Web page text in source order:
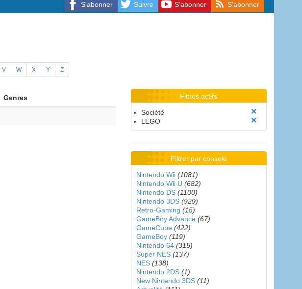
S'abonner Suivre S'abonner S'abonner
V W X Y Z
Genres Filtres actifs
Société
LEGO
Filtrer par console
Nintendo Wii (1081)
Nintendo Wii U (682)
Nintendo DS (1100)
Nintendo 3DS (929)
Retro-Gaming (15)
GameBoy Advance (67)
GameCube (422)
GameBoy (119)
Nintendo 64 (315)
Super NES (137)
NES (138)
Nintendo 2DS (1)
New Nintendo 3DS (11)